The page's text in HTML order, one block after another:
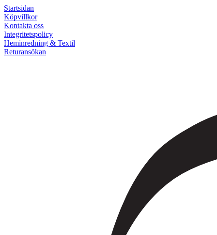
Startsidan
Köpvillkor
Kontakta oss
Integritetspolicy
Heminredning & Textil
Returansökan